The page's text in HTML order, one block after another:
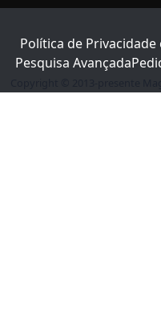
Política de Privacidade
Pesquisa Avançada